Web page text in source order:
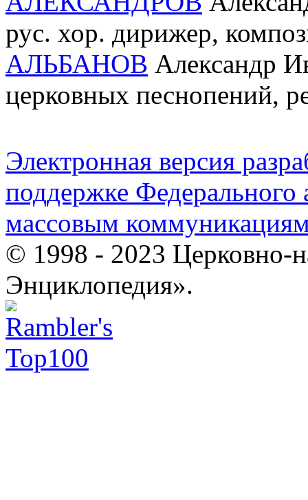
рус. хор. дирижер,
АЛЬБАНОВ Александр
церковных песнопений,
Электронная версия
поддержке Федерального
массовым
© 1998 - 2023 Церковно-
Энциклопедия».